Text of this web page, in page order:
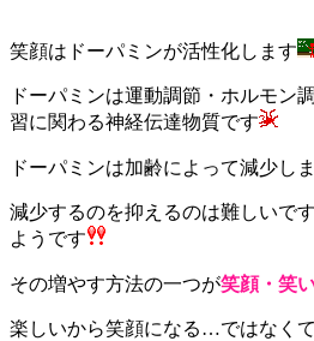
笑顔はドーパミンが活性化します
ドーパミンは運動調節・ホルモン
習に関わる神経伝達物質です
ドーパミンは加齢によって減少し
減少するのを抑えるのは難しいで
ようです
その増やす方法の一つが笑顔・笑
楽しいから笑顔になる…ではなく